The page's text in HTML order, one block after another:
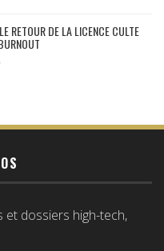
RETOUR DE LA LICENCE CULTE
et dossiers high-tech,